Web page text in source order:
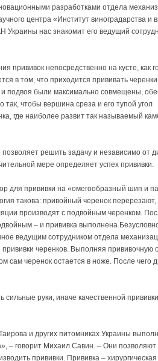
разработками отдела
центра «Институт виноградарства и
Украины нас знакомит его ведущий
прививок непосредственно на кусте, как
в том, что приходится прививать
подвоя были максимально совмещены,
чтобы вершина среза и его тупой угол
где наиболее развит так называемый
решить задачу и независимо от
мере определяет успех прививки.
для прививки на «омегообразный шип и
такова: привойный черенок перерезают,
производят с подвойным черенком.
– и прививка
ведущим сотрудником отдела
черенков. Выполняя прививочную
сам черенок остается в ноже. После чего
руки, иначе качественной
и других питомниках Украины
– говорит Михаил Савин. – Они позволяют
прививки. Прививка –